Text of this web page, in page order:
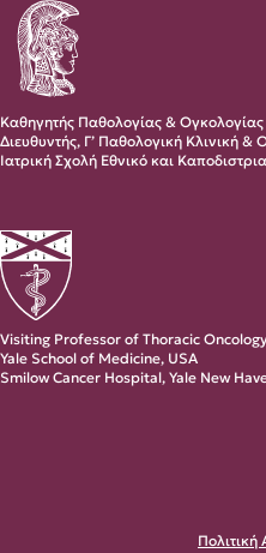
Καθηγητής Παθολογίας & Ογκολογίας
Διευθυντής, Γ’ Παθολογική Κλινική
Ιατρική Σχολή Εθνικό και
Visiting Professor of Thoracic
Yale School of Medicine, USA
Smilow Cancer Hospital, Yale New